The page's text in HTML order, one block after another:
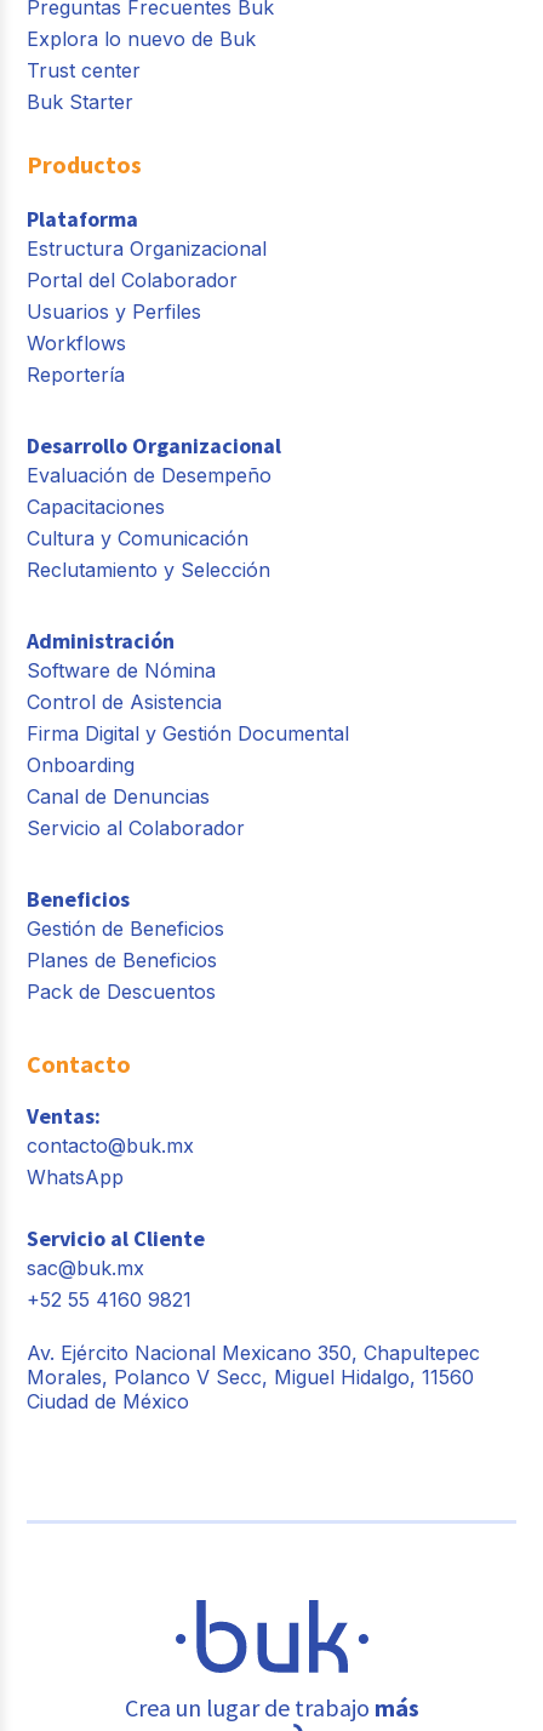
Preguntas Frecuentes Buk
Explora lo nuevo de Buk
Trust center
Buk Starter
Productos
Plataforma
Estructura Organizacional
Portal del Colaborador
Usuarios y Perfiles
Workflows
Reportería
Desarrollo Organizacional
Evaluación de Desempeño
Capacitaciones
Cultura y Comunicación
Reclutamiento y Selección
Administración
Software de Nómina
Control de Asistencia
Firma Digital y Gestión Documental
Onboarding
Canal de Denuncias
Servicio al Colaborador
Beneficios
Gestión de Beneficios
Planes de Beneficios
Pack de Descuentos
Contacto
Ventas:
contacto@buk.mx
WhatsApp
Servicio al Cliente
sac@buk.mx
+52 55 4160 9821
Av. Ejército Nacional Mexicano 350, Chapultepec
Morales, Polanco V Secc, Miguel Hidalgo, 11560
Ciudad de México
Crea un lugar de trabajo más